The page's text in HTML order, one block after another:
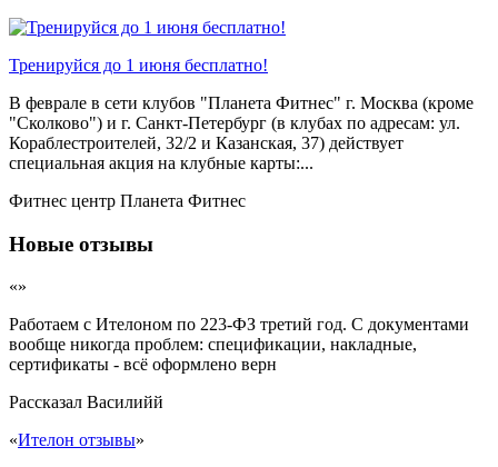
Тренируйся до 1 июня бесплатно!
В феврале в сети клубов "Планета Фитнес" г. Москва (кроме
"Сколково") и г. Санкт-Петербург (в клубах по адресам: ул.
Кораблестроителей, 32/2 и Казанская, 37) действует
специальная акция на клубные карты:...
Фитнес центр Планета Фитнес
Новые отзывы
«»
Работаем с Ителоном по 223-ФЗ третий год. С документами
вообще никогда проблем: спецификации, накладные,
сертификаты - всё оформлено верн
Рассказал Василийй
«Ителон отзывы»